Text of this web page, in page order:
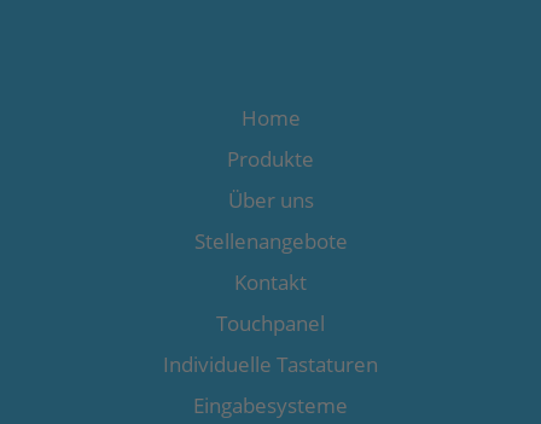
Home
Produkte
Über uns
Stellenangebote
Kontakt
Touchpanel
Individuelle Tastaturen
Eingabesysteme